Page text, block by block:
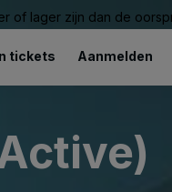
of lager zijn dan de
tickets Aanmelden